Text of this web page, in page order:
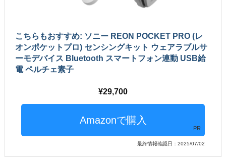
こちらもおすすめ: ソニー REON POCKET PRO (レ
オンポケットプロ) センシングキット ウェアラブルサ
ーモデバイス Bluetooth スマートフォン連動 USB給
電 ペルチェ素子
29,700
PR
最終情報確認日：2025/07/02